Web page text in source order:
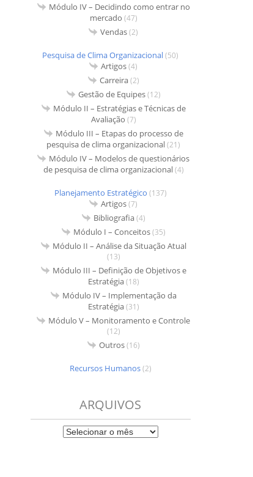
Módulo IV – Decidindo como entrar no
mercado (47)
Vendas(2)
Pesquisa de Clima Organizacional(50)
Artigos(4)
Carreira(2)
Gestão de Equipes(12)
Módulo II – Estratégias e Técnicas de
Avaliação (7)
Módulo III – Etapas do processo de
pesquisa de clima organizacional(21)
Módulo IV – Modelos de questionários
de pesquisa de clima organizacional(4)
Planejamento Estratégico (137)
Artigos(7)
Bibliografia(4)
Módulo I – Conceitos(35)
Módulo II – Análise da Situação Atual
(13)
Módulo III – Definição de Objetivos e
Estratégia(18)
Módulo IV – Implementação da
Estratégia(31)
Módulo V – Monitoramento e Controle
(12)
Outros(16)
Recursos Humanos(2)
ARQUIVOS